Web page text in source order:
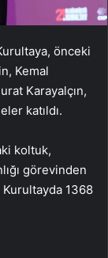
önceki
Kemal
Karayalçın,
katıldı.
koltuk,
görevinden
Kurultayda 1368